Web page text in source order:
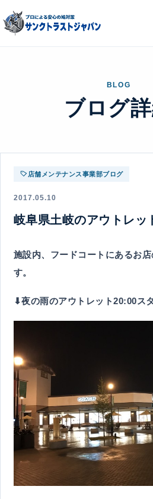
BLOG
ブログ
店舗メンテナンス事業部ブログ
2017.05.10
岐阜県土岐のアウトレッ
施設内、フードコートにあるお
す。
⬇︎夜の雨のアウトレット20:00ス